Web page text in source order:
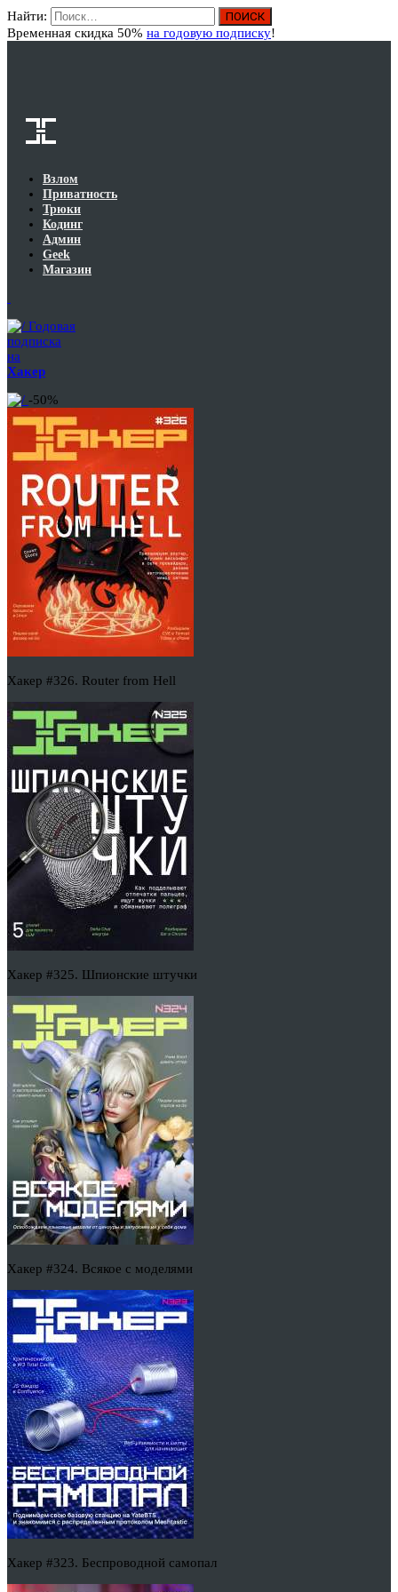
Найти:
Временная скидка 50% на годовую подписку!
Взлом
Приватность
Трюки
Кодинг
Админ
Geek
Магазин
Годовая
подписка
на
Хакер
-50%
Хакер #326. Router from Hell
Хакер #325. Шпионские штучки
Хакер #324. Всякое с моделями
Хакер #323. Беспроводной самопал